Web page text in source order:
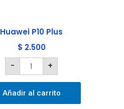
Huawei P10 Plus
$ 2.500
- +
Añadir al carrito